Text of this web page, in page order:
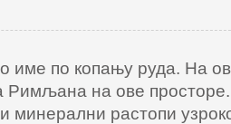
име по копању руда. На
Римљана на ове
минерални растопи